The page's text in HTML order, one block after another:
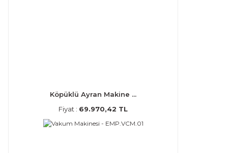
Köpüklü Ayran Makine ...
Fiyat : 69.970,42 TL